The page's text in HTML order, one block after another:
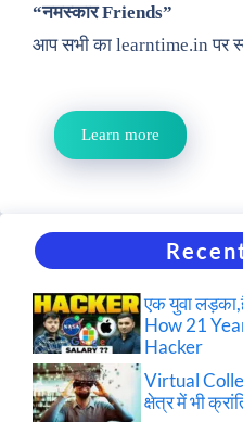
“नमस्कार Friends”
आप सभी का learntime.in पर
Learn more
एक युवा
How 21
Hacker
Virtual
क्षेत्र में भी